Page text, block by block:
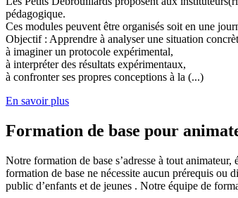
pédagogique.
Ces modules peuvent être organisés soit en une
Objectif : Apprendre à analyser une situation
à imaginer un protocole expérimental,
à interpréter des résultats expérimentaux,
à confronter ses propres conceptions à la (...)
En savoir plus
Formation de base pour
Notre formation de base s’adresse à tout
formation de base ne nécessite aucun prérequis ou
public d’enfants et de jeunes . Notre équipe de